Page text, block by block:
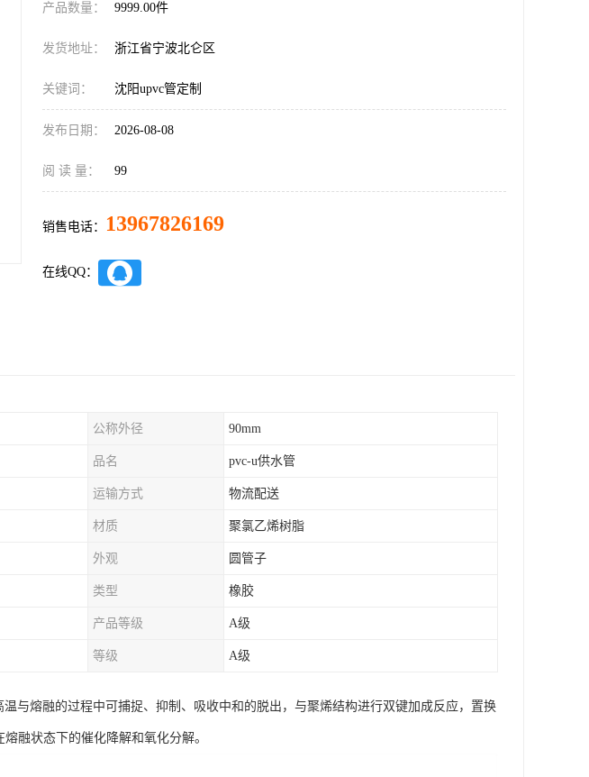
产品数量： 9999.00件
发货地址： 浙江省宁波北仑区
关键词： 沈阳upvc管定制
发布日期： 2026-08-08
阅 读 量： 99
销售电话： 13967826169
在线QQ：
公称外径 90mm
品名 pvc-u供水管
运输方式 物流配送
材质 聚氯乙烯树脂
外观 圆管子
类型 橡胶
产品等级 A级
等级 A级
与熔融的过程中可捕捉、抑制、吸收中和的脱出，与聚烯结构进行双键加成反应，置换
融状态下的催化降解和氧化分解。